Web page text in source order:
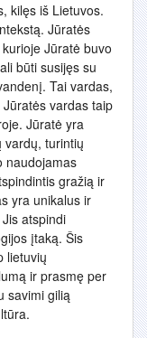
kilęs iš Lietuvos.
Jūratės
Jūratė buvo
būti susijęs su
Tai vardas,
vardas taip
Jūratė yra
vardų, turintių
naudojamas
gražią ir
yra unikalus ir
atspindi
įtaką. Šis
lietuvių
ir prasmę per
savimi gilią